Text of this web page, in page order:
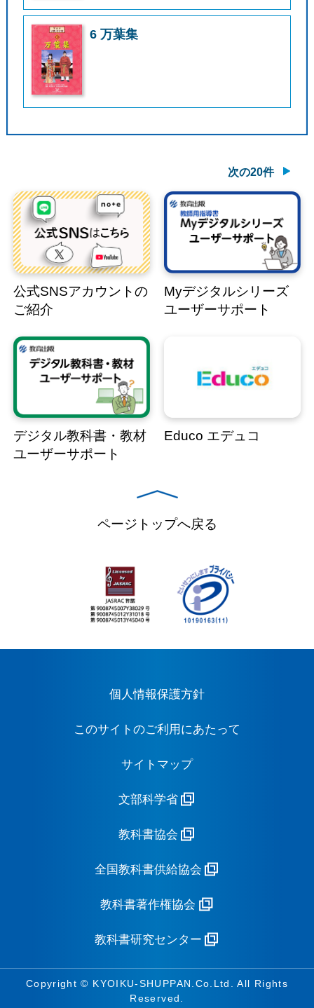
6 万葉集
次の20件
公式SNSアカウントの
ご紹介
Myデジタルシリーズ
ユーザーサポート
デジタル教科書・教材
ユーザーサポート
Educo エデュコ
ページトップへ戻る
個人情報保護方針
このサイトのご利用にあたって
サイトマップ
文部科学省
教科書協会
全国教科書供給協会
教科書著作権協会
教科書研究センター
Copyright © KYOIKU-SHUPPAN.Co.Ltd. All Rights
Reserved.